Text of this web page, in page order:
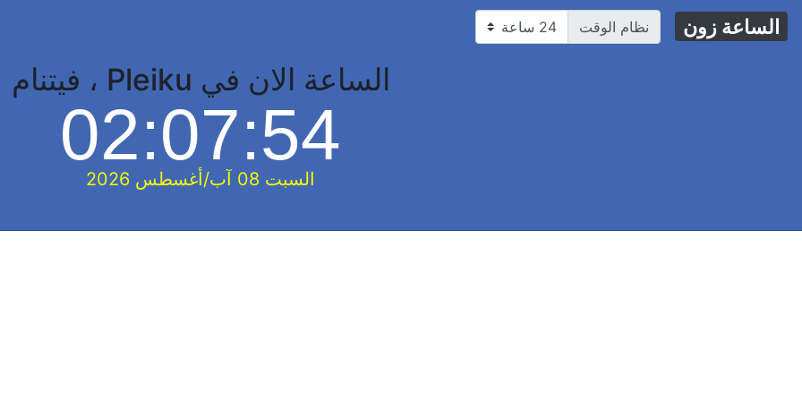
الساعة زون نظام الوقت
الساعة الان في Pleiku ، فيتنام
02:07:55
السبت 08 آب/أغسطس 2026